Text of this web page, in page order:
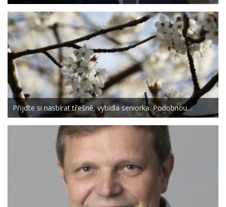
Přijďte si nasbírat třešně, vybídla seniorka. Podobnou…